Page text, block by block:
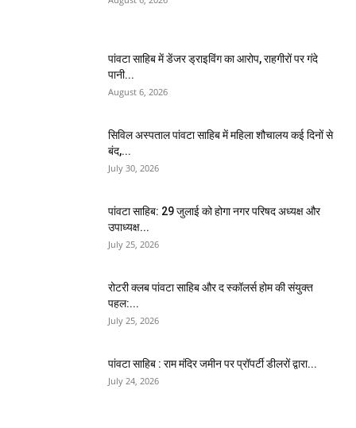
पांवटा साहिब में डेंजर ड्राइविंग का आरोप, राहगीरों पर गंदे
पानी...
August 6, 2026
सिविल अस्पताल पांवटा साहिब में महिला शौचालय कई दिनों से
बंद,...
July 30, 2026
पांवटा साहिब: 29 जुलाई को होगा नगर परिषद अध्यक्ष और
उपाध्यक्ष...
July 25, 2026
​रोटरी क्लब पांवटा साहिब और द स्कॉलर्स होम की संयुक्त
पहल:...
July 25, 2026
पांवटा साहिब : राम मंदिर जमीन पर प्रॉपर्टी डीलरों द्वारा...
July 24, 2026